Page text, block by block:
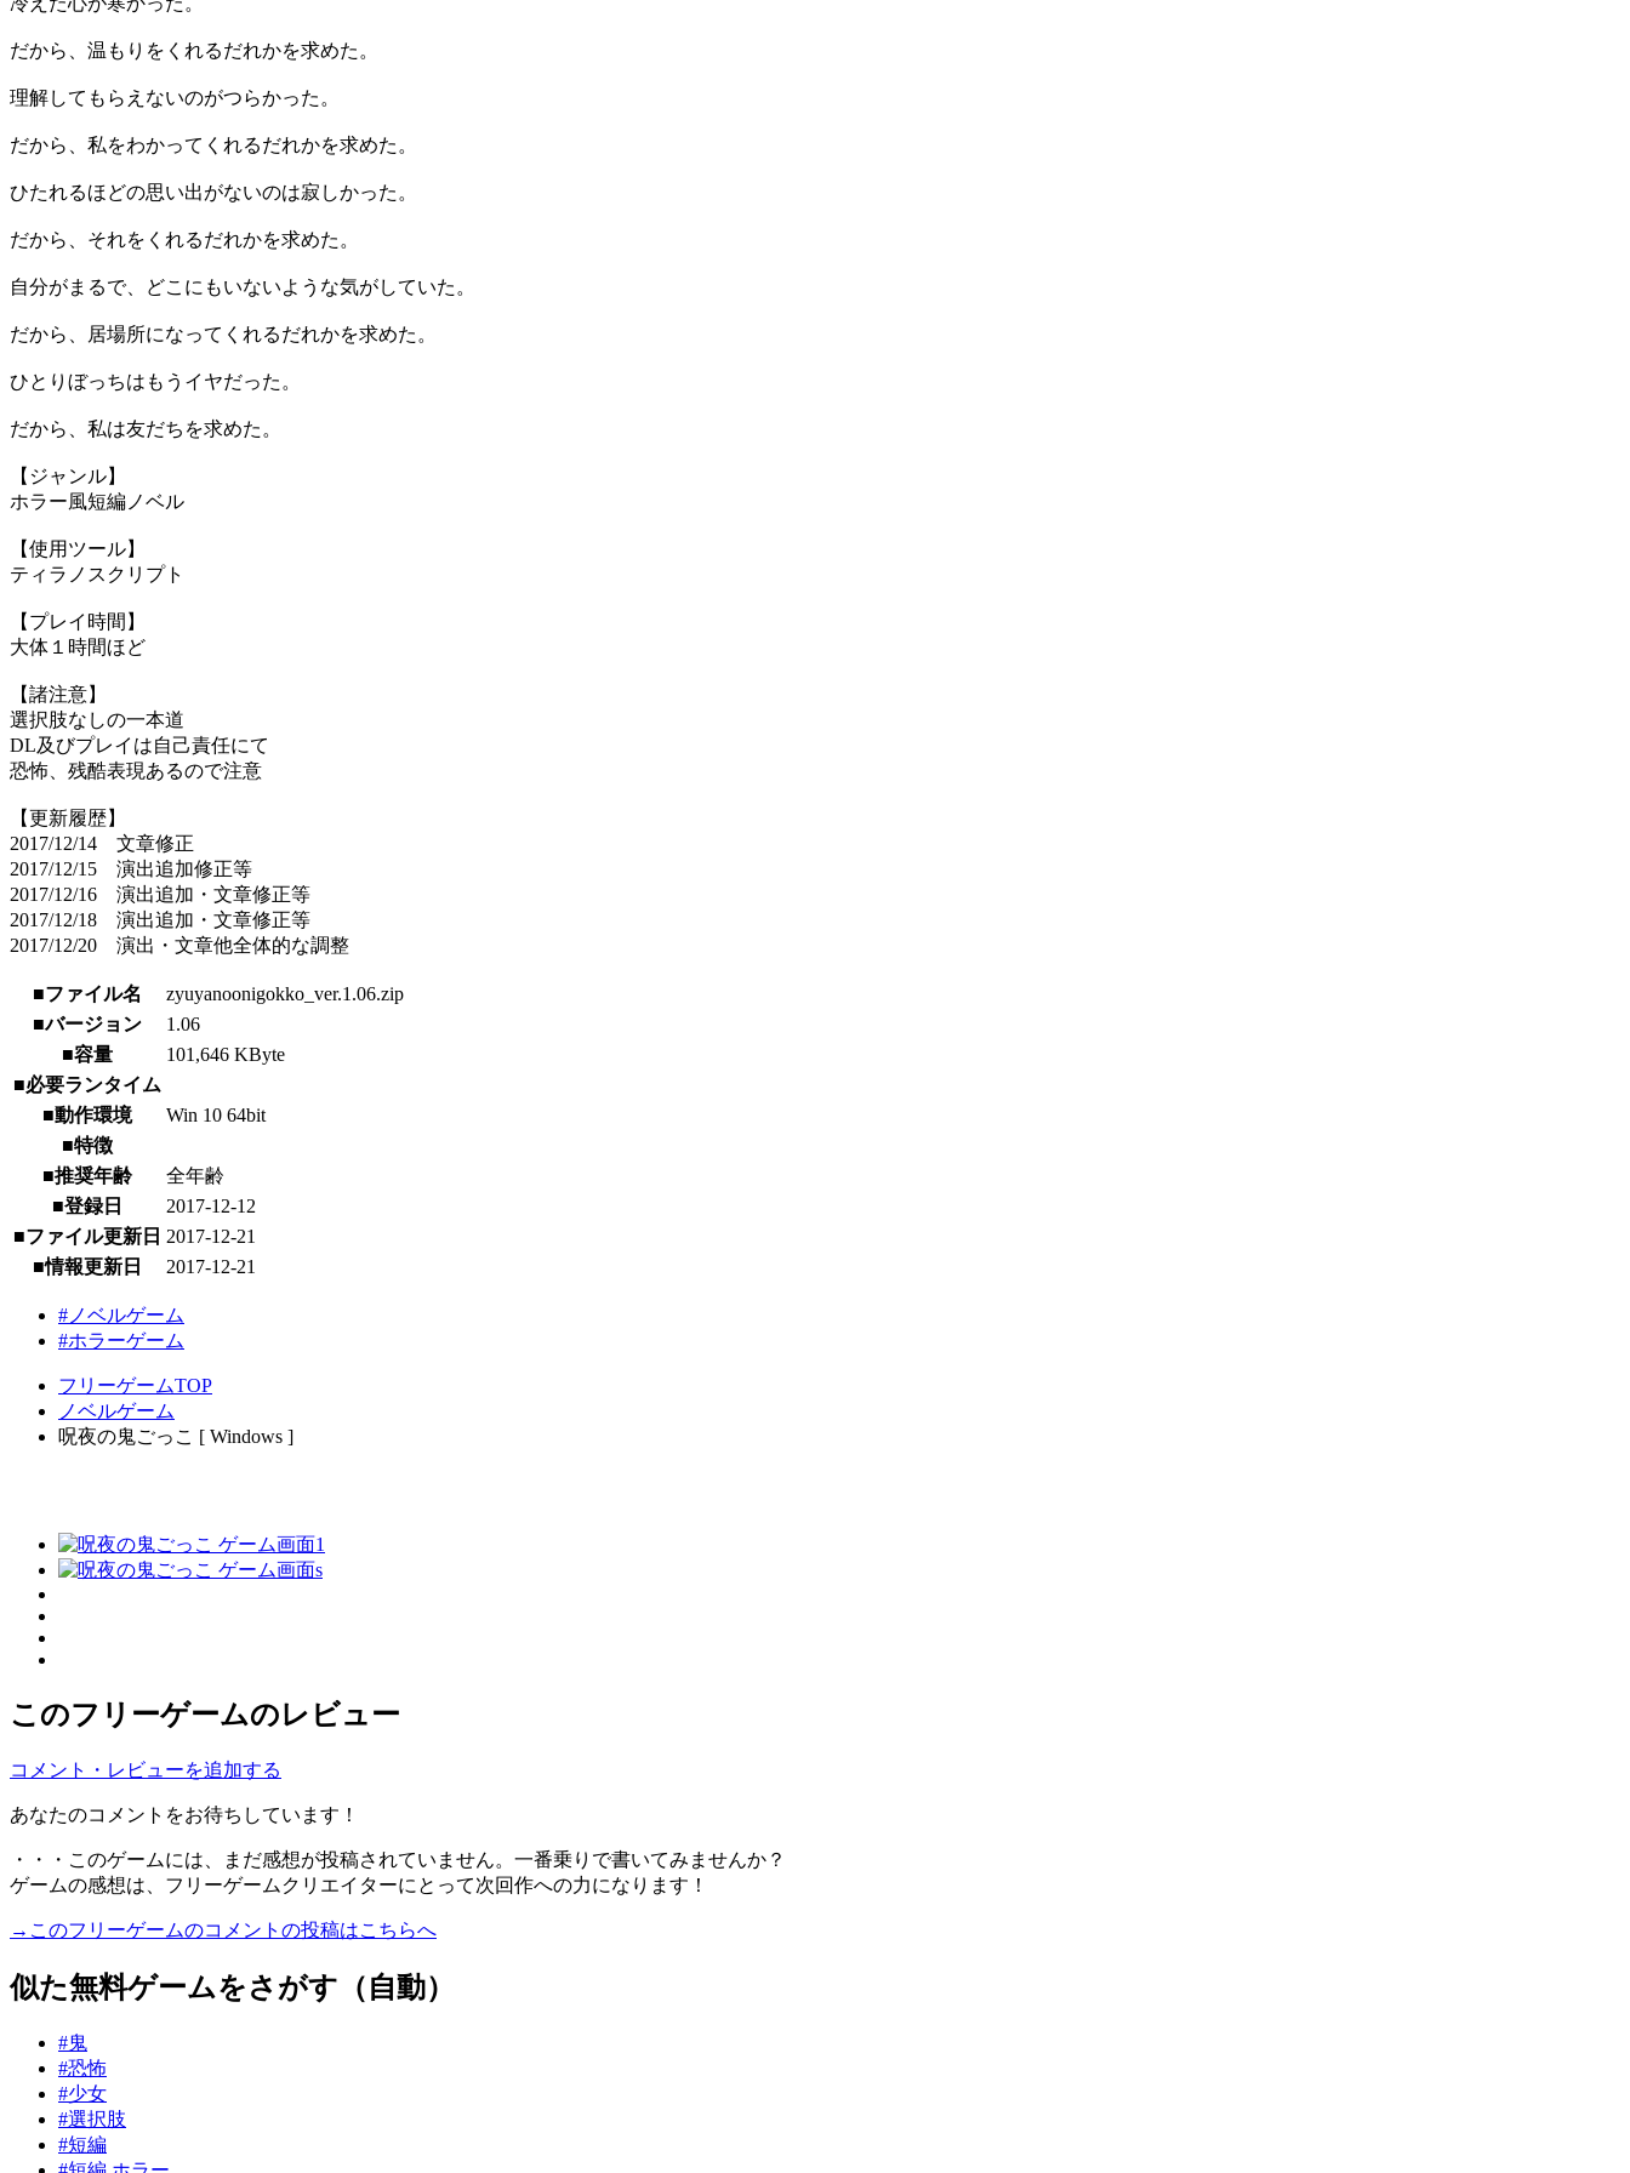
だから、温もりをくれるだれかを求めた。
理解してもらえないのがつらかった。
だから、私をわかってくれるだれかを求めた。
ひたれるほどの思い出がないのは寂しかった。
だから、それをくれるだれかを求めた。
自分がまるで、どこにもいないような気がしていた。
だから、居場所になってくれるだれかを求めた。
ひとりぼっちはもうイヤだった。
だから、私は友だちを求めた。
【ジャンル】
ホラー風短編ノベル
【使用ツール】
ティラノスクリプト
【プレイ時間】
大体１時間ほど
【諸注意】
選択肢なしの一本道
DL及びプレイは自己責任にて
恐怖、残酷表現あるので注意
【更新履歴】
2017/12/14 文章修正
2017/12/15 演出追加修正等
2017/12/16 演出追加・文章修正等
2017/12/18 演出追加・文章修正等
2017/12/20 演出・文章他全体的な調整
■ファイル名
zyuyanoonigokko_ver.1.06.zip
■バージョン
1.06
■容量
101,646 KByte
■必要ランタイム
■動作環境
Win 10 64bit
■特徴
■推奨年齢
全年齢
■登録日
2017-12-12
■ファイル更新日 2017-12-21
■情報更新日
2017-12-21
#ノベルゲーム
#ホラーゲーム
フリーゲームTOP
ノベルゲーム
呪夜の鬼ごっこ [ Windows ]
このフリーゲームのレビュー
コメント・レビューを追加する
あなたのコメントをお待ちしています！
・・・このゲームには、まだ感想が投稿されていません。一番乗りで書いてみませんか？
ゲームの感想は、フリーゲームクリエイターにとって次回作への力になります！
→このフリーゲームのコメントの投稿はこちらへ
似た無料ゲームをさがす（自動）
#鬼
#恐怖
#少女
#選択肢
#短編